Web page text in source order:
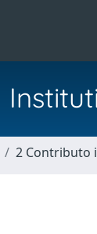
2 Contributo